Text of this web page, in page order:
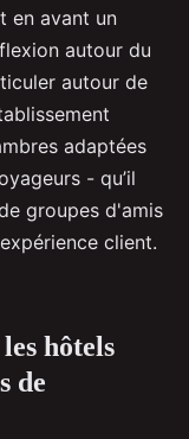
en avant un
autour du
autour de
adaptées
- qu’il
groupes d'amis
client.
hôtels
de